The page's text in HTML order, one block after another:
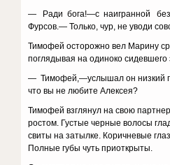
— Ради бога!—с наигранной
Фурсов.— Только, чур, не уводи
Тимофей осторожно вел Марину
поглядывая на одиноко
— Тимофей,—услышал он низкий
что вы не любите Алексея?
Тимофей взглянул на свою
ростом. Густые черные волосы
свиты на затылке. Коричневые
Полные губы чуть приоткрыты.